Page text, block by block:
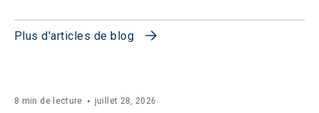
Plus d'articles de blog
8 min de lecture juillet 28, 2026